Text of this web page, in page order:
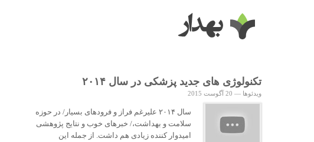
تکنولوژی های جدید پزشکی در سال ۲۰۱۴
ویدئوها — 20 آگوست 2015
سال ۲۰۱۴ علیرغم فراز و فرودهای بسیار/ در حوزه
سلامت و بهداشت،/ خبرهای خوب و نتایج پژوهشی
امیدوار کننده زیادی هم داشت. از جمله این